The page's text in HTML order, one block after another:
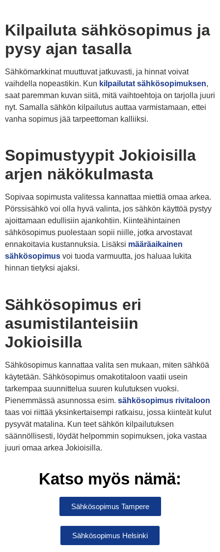
Kilpailuta sähkösopimus ja
pysy ajan tasalla
Sähkömarkkinat muuttuvat jatkuvasti, ja hinnat voivat
vaihdella nopeastikin. Kun kilpailutat sähkösopimuksen,
saat paremman kuvan siitä, mitä vaihtoehtoja on tarjolla juuri
nyt. Samalla sähkön kilpailutus auttaa varmistamaan, ettei
vanha sopimus jää tarpeettoman kalliiksi.
Sopimustyypit Jokioisilla
arjen näkökulmasta
Sopivaa sopimusta valitessa kannattaa miettiä omaa arkea.
Pörssisähkö voi olla hyvä valinta, jos sähkön käyttöä pystyy
ajoittamaan edullisiin ajankohtiin. Kiinteähintainen
sähkösopimus puolestaan sopii niille, jotka arvostavat
ennakoitavia kustannuksia. Lisäksi määräaikainen
sähkösopimus voi tuoda varmuutta, jos haluaa lukita
hinnan tietyksi ajaksi.
Sähkösopimus eri
asumistilanteisiin
Jokioisilla
Sähkösopimus kannattaa valita sen mukaan, miten sähköä
käytetään. Sähkösopimus omakotitaloon vaatii usein
tarkempaa suunnittelua suuren kulutuksen vuoksi.
Pienemmässä asunnossa esim. sähkösopimus rivitaloon
taas voi riittää yksinkertaisempi ratkaisu, jossa kiinteät kulut
pysyvät matalina. Kun teet sähkön kilpailutuksen
säännöllisesti, löydät helpommin sopimuksen, joka vastaa
juuri omaa arkea Jokioisilla.
Katso myös nämä:
Sähkösopimus Tampere
Sähkösopimus Helsinki